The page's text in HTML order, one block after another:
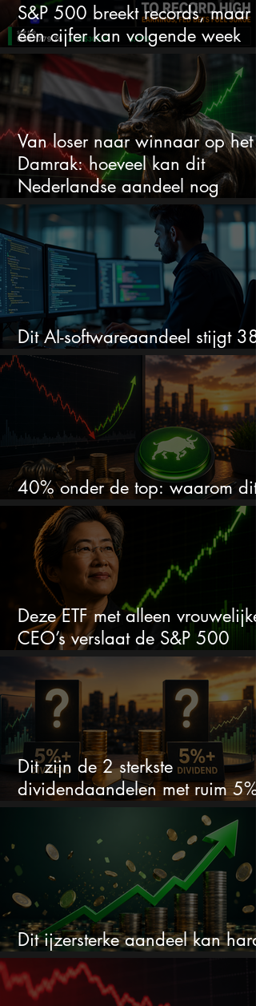
S&P 500 breekt records, maar
één cijfer kan volgende week
alles veranderen
Van loser naar winnaar op het
Damrak: hoeveel kan dit
Nederlandse aandeel nog
stijgen?
Dit AI-softwareaandeel stijgt
en zet de SaaS-crash op zijn
40% onder de top: waarom dit
aandeel weer interessant wordt
Deze ETF met alleen vrouwelijke
CEO’s verslaat de S&P 500
keihard
Dit zijn de 2 sterkste
dividendaandelen met ruim 5%
Dit ijzersterke aandeel kan hard
stijgen maar bijna niemand kijkt